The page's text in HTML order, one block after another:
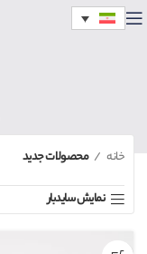
خانه محصولات جدید
نمایش سایدبار